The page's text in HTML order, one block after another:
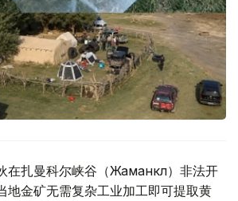
在扎曼科尔峡谷（Жаманкөл）非法开
地金矿无需复杂工业加工即可提取黄